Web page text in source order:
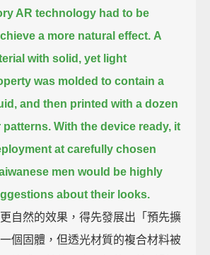
AR technology had to be
a more natural effect. A
with solid, yet light
was molded to contain a
and then printed with a dozen
patterns. With the device ready, it
at carefully chosen
men would be highly
about their looks.
自然的效果，得先發展出「預先擴
個固體，但透光材質的複合材料被